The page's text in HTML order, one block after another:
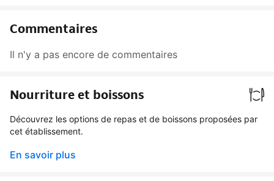
Commentaires
Il n'y a pas encore de commentaires
Nourriture et boissons
Découvrez les options de repas et de boissons proposées par
cet établissement.
En savoir plus